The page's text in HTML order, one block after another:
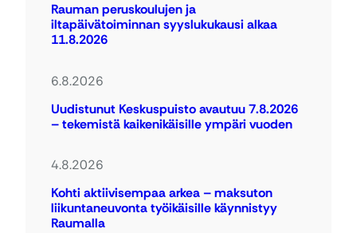
Rauman peruskoulujen ja
iltapäivätoiminnan syyslukukausi alkaa
11.8.2026
6.8.2026
Uudistunut Keskuspuisto avautuu 7.8.2026
– tekemistä kaikenikäisille ympäri vuoden
4.8.2026
Kohti aktiivisempaa arkea – maksuton
liikuntaneuvonta työikäisille käynnistyy
Raumalla